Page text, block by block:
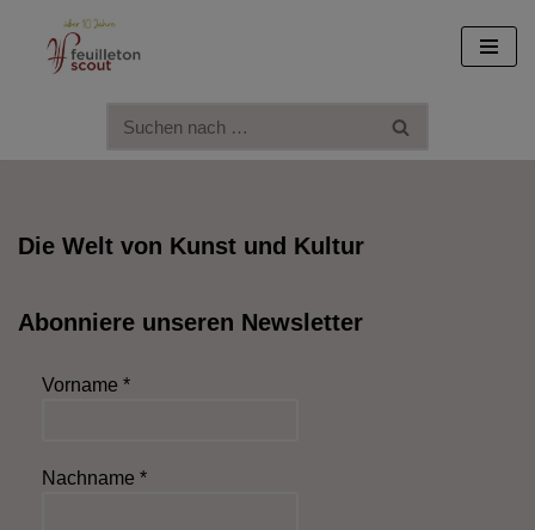
Zum
Die Welt von Kunst und Kultur
Abonniere unseren Newsletter
Vorname *
Nachname *